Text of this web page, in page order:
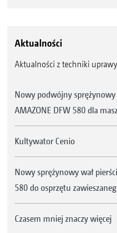
Aktualności
Aktualności z techniki
Nowy podwójny sprężynowy
AMAZONE DFW 580 dla
Kultywator Cenio
Nowy sprężynowy wał
580 do osprzętu
Czasem mniej znaczy więcej